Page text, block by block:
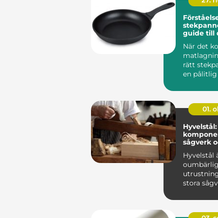
guide till
När det
rätt
en pålitlig
01.
sågverk
Hyvelstål
stora